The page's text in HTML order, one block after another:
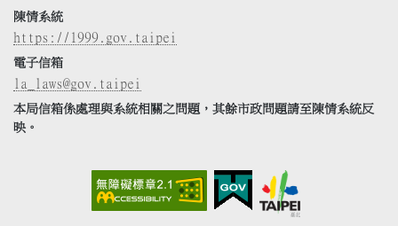
陳情系統
https://1999.gov.taipei
電子信箱
la_laws@gov.taipei
本局信箱係處理與系統相關之問題，其餘市政問題請至陳情系統反
映。